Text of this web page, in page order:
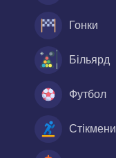
Гонки
Більярд
Футбол
Стікмени